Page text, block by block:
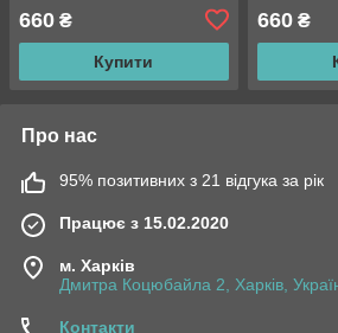
660 ₴
Купити
660₴
Про нас
95% позитивних з 21 відгука за рік
Працює з 15.02.2020
м. Харків
Дмитра Коцюбайла 2, Харків,
Контакти